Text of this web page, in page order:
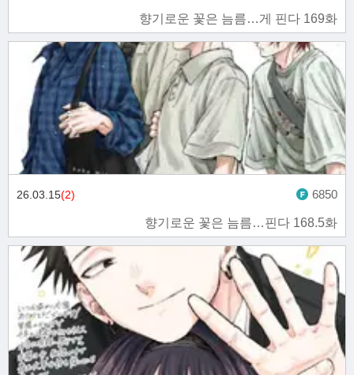
향기로운 꽃은 늠름…게 핀다 169화
향기로운 꽃은 늠름…핀다 168.5화
26.03.15(2) 6850